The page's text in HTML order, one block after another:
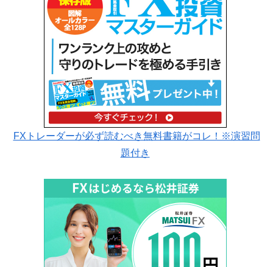
FXトレーダーが必ず読むべき無料書籍がコレ！※演習問
題付き